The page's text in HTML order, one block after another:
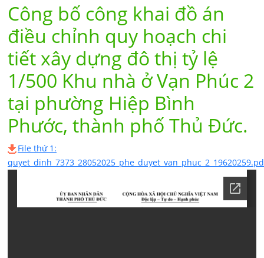
Công bố công khai đồ án
điều chỉnh quy hoạch chi
tiết xây dựng đô thị tỷ lệ
1/500 Khu nhà ở Vạn Phúc 2
tại phường Hiệp Bình
Phước, thành phố Thủ Đức.
File thứ 1: